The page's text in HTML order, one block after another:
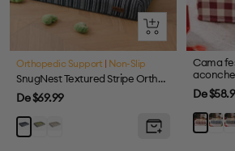
Olhada
rápida
Orthopedic Support Non-Slip
SnugNest Textured Stripe Orthopedic Dog Bed
Preço
de
venda
De $69.99
BlueGreenCream
Cama
Preço
de
venda
De
Azul